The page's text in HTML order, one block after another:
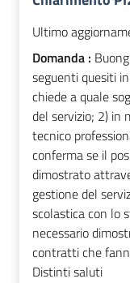
Ultimo
Domanda :
seguenti quesiti
chiede a quale
del servizio; 2) in
tecnico
conferma se il
dimostrato
gestione del
scolastica con lo
necessario
contratti che
Distinti saluti